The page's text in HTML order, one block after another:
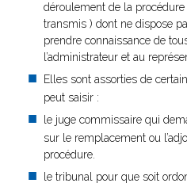
déroulement de la
transmis ) dont ne dispose
prendre connaissance de
l’administrateur et au
Elles sont assorties de
peut saisir :
le juge commissaire qui
sur le remplacement ou
procédure.
le tribunal pour que soit